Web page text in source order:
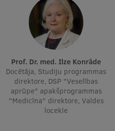
Prof. Dr. med. Ilze Konrāde
Docētāja, Studiju programmas
direktore, DSP "Veselības
aprūpe" apakšprogrammas
"Medicīna" direktore, Valdes
locekle